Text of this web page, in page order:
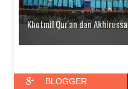
Khotmil Qur'an dan
BLOGGER